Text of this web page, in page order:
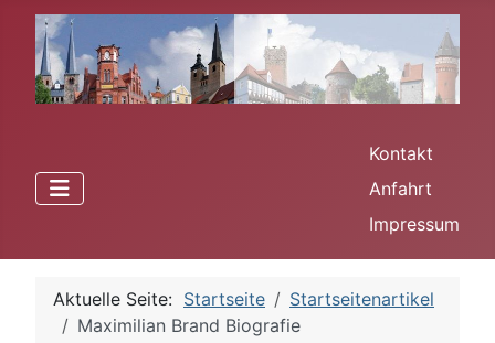
Kontakt
Anfahrt
Impressum
Aktuelle Seite: Startseite
Startseitenartikel
Maximilian Brand Biografie